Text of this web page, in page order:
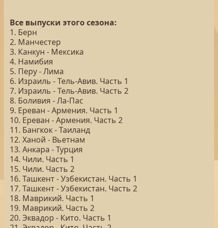
Все выпуски этого сезона:
1. Берн
2. Манчестер
3. Канкун - Мексика
4. Намибия
5. Перу - Лима
6. Израиль - Тель-Авив. Часть 1
7. Израиль - Тель-Авив. Часть 2
8. Боливия - Ла-Пас
9. Ереван - Армения. Часть 1
10. Ереван - Армения. Часть 2
11. Бангкок - Таиланд
12. Ханой - Вьетнам
13. Анкара - Турция
14. Чили. Часть 1
15. Чили. Часть 2
16. Ташкент - Узбекистан. Часть 1
17. Ташкент - Узбекистан. Часть 2
18. Маврикий. Часть 1
19. Маврикий. Часть 2
20. Эквадор - Кито. Часть 1